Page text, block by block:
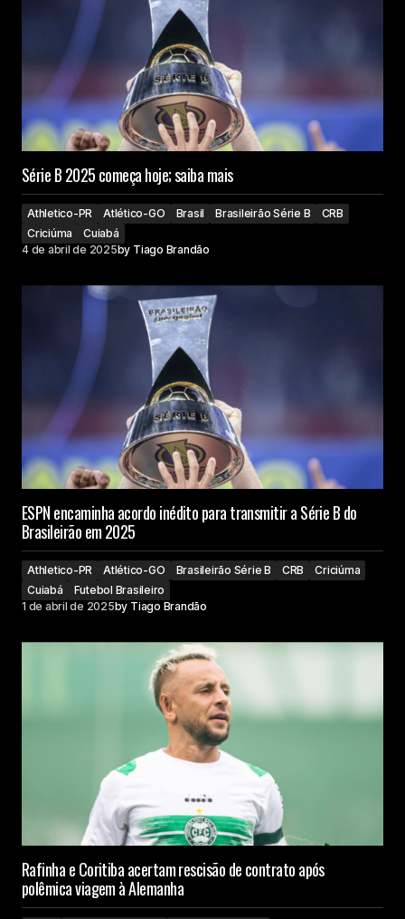
Série B 2025 começa hoje; saiba mais
Athletico-PR Atlético-GO Brasil Brasileirão Série B
CRB
Criciúma
Cuiabá
4 de abril de 2025by Tiago Brandão
ESPN encaminha acordo inédito para transmitir a Série B do
Brasileirão em 2025
Athletico-PR Atlético-GO Brasileirão Série B CRB
Criciúma
Cuiabá
Futebol Brasileiro
1 de abril de 2025by Tiago Brandão
Rafinha e Coritiba acertam rescisão de contrato após
polêmica viagem à Alemanha